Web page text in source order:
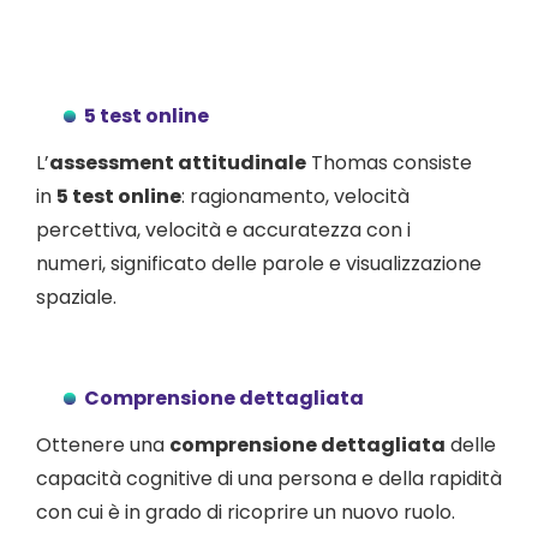
5 test online
L’assessment attitudinale Thomas consiste
in 5 test online: ragionamento, velocità
percettiva, velocità e accuratezza con i
numeri, significato delle parole e visualizzazione
spaziale.
Comprensione dettagliata
Ottenere una comprensione dettagliata delle
capacità cognitive di una persona e della rapidità
con cui è in grado di ricoprire un nuovo ruolo.